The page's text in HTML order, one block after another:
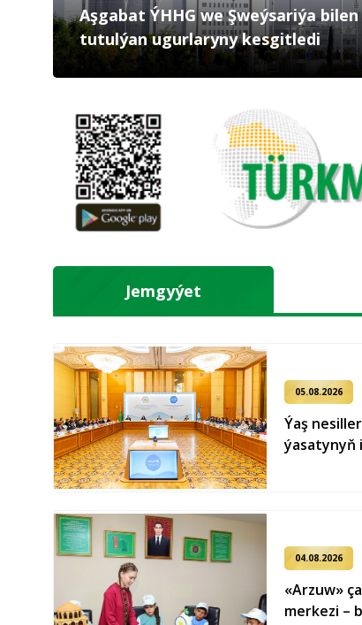
Aşgabat ÝHHG we Şweýsariýa
tutulýan ugurlaryny kesgitledi
Jemgyýet
05.08.2026
Ýaş
ýa­sa­ty­nyň
04.08.2026
«Arzuw»
merkezi –